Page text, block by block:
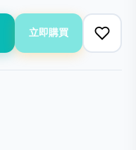
立即購買